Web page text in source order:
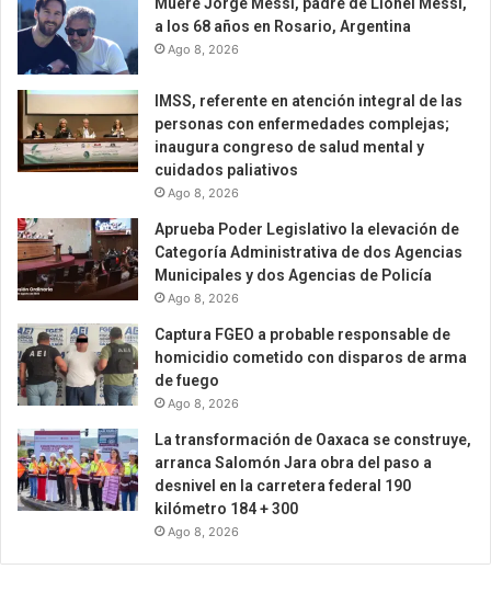
Muere Jorge Messi, padre de Lionel Messi,
a los 68 años en Rosario, Argentina
Ago 8, 2026
IMSS, referente en atención integral de las
personas con enfermedades complejas;
inaugura congreso de salud mental y
cuidados paliativos
Ago 8, 2026
Aprueba Poder Legislativo la elevación de
Categoría Administrativa de dos Agencias
Municipales y dos Agencias de Policía
Ago 8, 2026
Captura FGEO a probable responsable de
homicidio cometido con disparos de arma
de fuego
Ago 8, 2026
La transformación de Oaxaca se construye,
arranca Salomón Jara obra del paso a
desnivel en la carretera federal 190
kilómetro 184 + 300
Ago 8, 2026